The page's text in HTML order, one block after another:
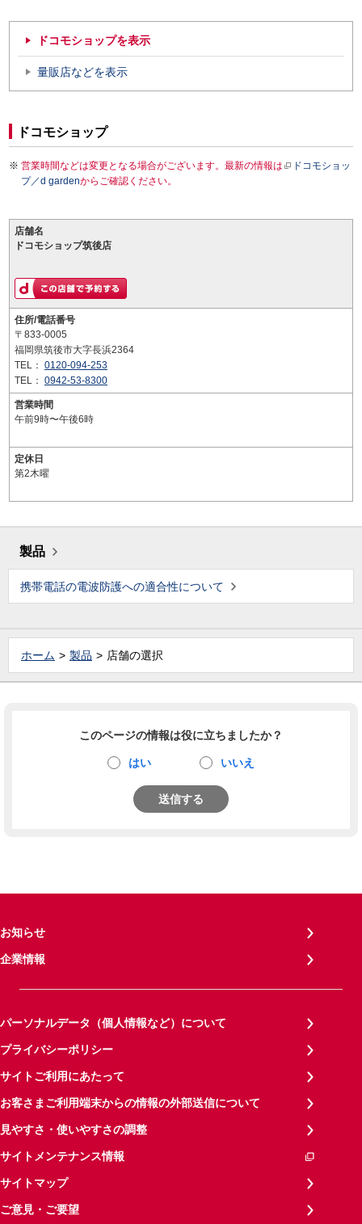
ドコモショップを表示
量販店などを表示
ドコモショップ
営業時間などは変更となる場合がございます。最新の情報は
ドコモショッ
プ／d gardenからご確認ください。
店舗名
ドコモショップ筑後店
住所/電話番号
〒833-0005
福岡県筑後市大字長浜2364
TEL： 0120-094-253
TEL： 0942-53-8300
営業時間
午前9時〜午後6時
定休日
第2木曜
製品
携帯電話の電波防護への適合性について
ホーム 製品 店舗の選択
このページの情報は役に立ちましたか？
はい いいえ
送信する
お知らせ
企業情報
パーソナルデータ（個人情報など）について
プライバシーポリシー
サイトご利用にあたって
お客さまご利用端末からの情報の外部送信について
見やすさ・使いやすさの調整
サイトメンテナンス情報
サイトマップ
ご意見・ご要望